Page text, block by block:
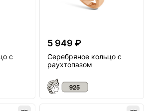
с
5 949 ₽
Серебряное кольцо с
раухтопазом